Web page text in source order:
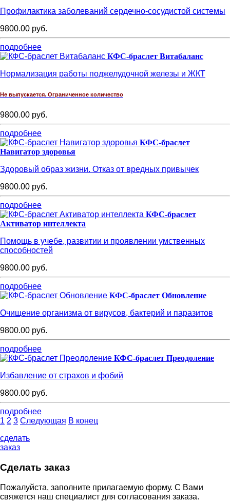
Профилактика заболеваний сердечно-сосудистой системы
9800.00 руб.
подробнее
КФС-браслет Витабаланс
Нормализация работы поджелудочной железы и ЖКТ
Не выпускается. Ограниченное количество
9800.00 руб.
подробнее
КФС-браслет
Навигатор здоровья
Здоровый образ жизни. Отказ от вредных привычек
9800.00 руб.
подробнее
КФС-браслет
Активатор интеллекта
Помощь в учебе, развитии и проявлении умственных
способностей
9800.00 руб.
подробнее
КФС-браслет Обновление
Очищение организма от вирусов, бактерий и паразитов
9800.00 руб.
подробнее
КФС-браслет Преодоление
Избавление от страхов и фобий
9800.00 руб.
подробнее
1 2 3 Следующая В конец
сделать
заказ
Сделать заказ
Пожалуйста, заполните прилагаемую форму. С Вами
свяжется наш специалист для согласования заказа.